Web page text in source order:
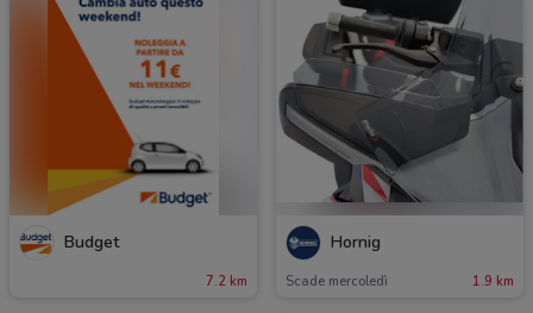
Budget
7.2 km
Hornig
Scade mercoledì 1.9 km